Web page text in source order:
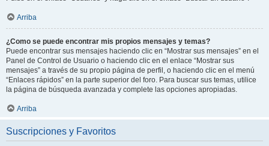
Arriba
¿Como se puede encontrar mis propios mensajes y temas?
Puede encontrar sus mensajes haciendo clic en “Mostrar sus mensajes” en el
Panel de Control de Usuario o haciendo clic en el enlace “Mostrar sus
mensajes” a través de su propio página de perfil, o haciendo clic en el menú
“Enlaces rápidos” en la parte superior del foro. Para buscar sus temas, utilice
la página de búsqueda avanzada y complete las opciones apropiadas.
Arriba
Suscripciones y Favoritos